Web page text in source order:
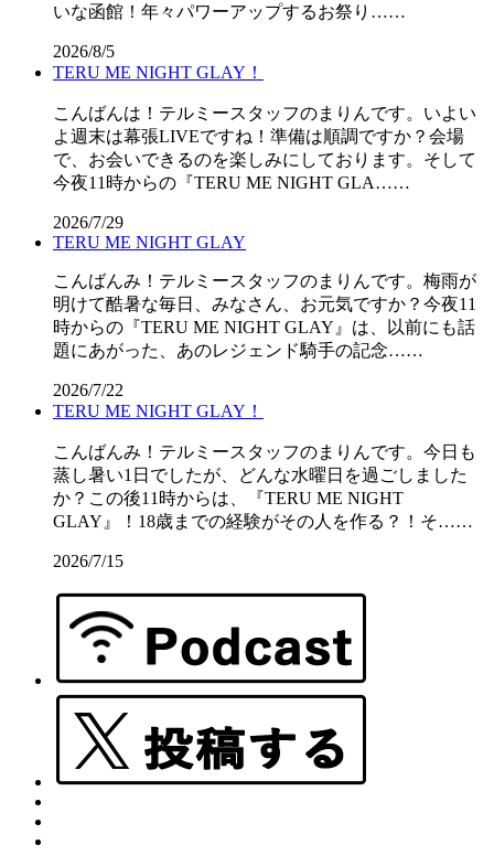
いな函館！年々パワーアップするお祭り……
2026/8/5
TERU ME NIGHT GLAY！
こんばんは！テルミースタッフのまりんです。いよい
よ週末は幕張LIVEですね！準備は順調ですか？会場
で、お会いできるのを楽しみにしております。そして
今夜11時からの『TERU ME NIGHT GLA……
2026/7/29
TERU ME NIGHT GLAY
こんばんみ！テルミースタッフのまりんです。梅雨が
明けて酷暑な毎日、みなさん、お元気ですか？今夜11
時からの『TERU ME NIGHT GLAY』は、以前にも話
題にあがった、あのレジェンド騎手の記念……
2026/7/22
TERU ME NIGHT GLAY！
こんばんみ！テルミースタッフのまりんです。今日も
蒸し暑い1日でしたが、どんな水曜日を過ごしました
か？この後11時からは、『TERU ME NIGHT
GLAY』！18歳までの経験がその人を作る？！そ……
2026/7/15